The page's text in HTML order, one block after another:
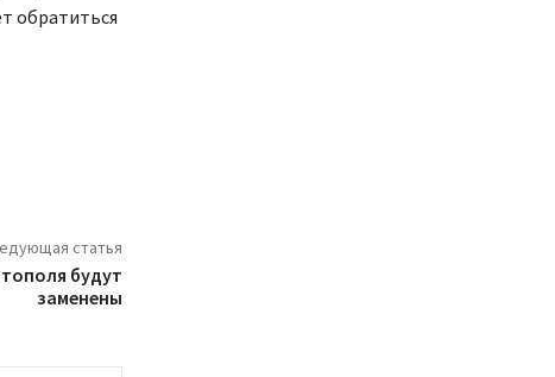
обратиться
статья
будут
заменены